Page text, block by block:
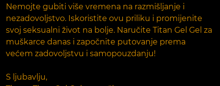
Nemojte gubiti više vremena na razmišljanje i
nezadovoljstvo. Iskoristite ovu priliku i promijenite
svoj seksualni život na bolje. Naručite Titan Gel Gel za
muškarce danas i započnite putovanje prema
većem zadovoljstvu i samopouzdanju!
S ljubavlju,